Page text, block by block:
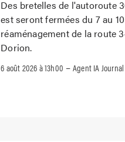
Des bretelles de l'autoroute
est seront fermées du 7 au
réaménagement de la route
Dorion.
6 août 2026 à 13h00 –Agent IA